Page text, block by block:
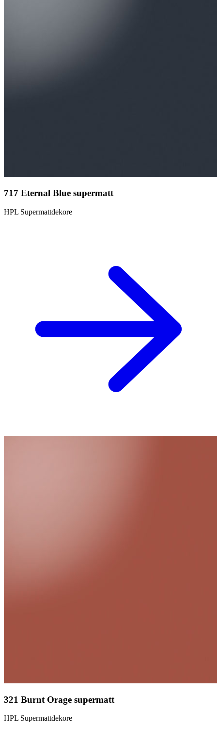
717 Eternal Blue supermatt
HPL Supermattdekore
321 Burnt Orage supermatt
HPL Supermattdekore